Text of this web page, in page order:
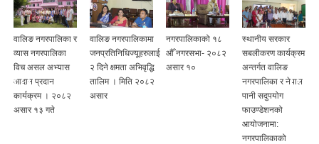
वालिङ नगरपालिका र
व्यास नगरपालिका
विच असल अभ्यास
आदान प्रदान
कार्यक्रम । २०८२
असार १३ गते
वालिङ नगरपालिकामा
जनप्रतिनिधिज्यूहरुलाई
२ दिने क्षमता अभिवृद्धि
तालिम । मिति २०८२
असार
नगरपालिकाको १८
औँ नगरसभा- २०८२
असार १०
स्थानीय सरकार
सबलीकरण कार्यक्रम
अन्तर्गत वालिङ
नगरपालिका र नेपाल
पानी सदुपयोग
फाउण्डेशनको
आयोजनामा:
नगरपालिकाको